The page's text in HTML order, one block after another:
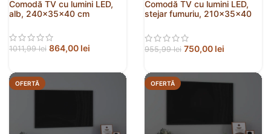
Comodă TV cu lumini LED,
alb, 240x35x40 cm
1011,99lei 864,00 lei
Comodă TV cu lumini LED,
stejar fumuriu, 210x35x40
955,99lei 750,00 lei
OFERTĂ OFERTĂ